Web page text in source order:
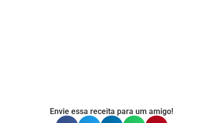
Envie essa receita para um amigo!